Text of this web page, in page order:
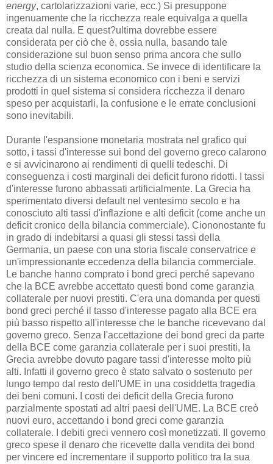
energy, cartolarizzazioni varie, ecc.) Si presuppone
ingenuamente che la ricchezza reale equivalga a quella
creata dal nulla. E quest?ultima dovrebbe essere
considerata per ciò che è, ossia nulla, basando tale
considerazione sul buon senso prima ancora che sullo
studio della scienza economica. Se invece di identificare la
ricchezza di un sistema economico con i beni e servizi
prodotti in quel sistema si considera ricchezza il denaro
speso per acquistarli, la confusione e le errate conclusioni
sono inevitabili.
Durante l'espansione monetaria mostrata nel grafico qui
sotto, i tassi d'interesse sui bond del governo greco calarono
e si avvicinarono ai rendimenti di quelli tedeschi. Di
conseguenza i costi marginali dei deficit furono ridotti. I tassi
d'interesse furono abbassati artificialmente. La Grecia ha
sperimentato diversi default nel ventesimo secolo e ha
conosciuto alti tassi d'inflazione e alti deficit (come anche un
deficit cronico della bilancia commerciale). Ciononostante fu
in grado di indebitarsi a quasi gli stessi tassi della
Germania, un paese con una storia fiscale conservatrice e
un'impressionante eccedenza della bilancia commerciale.
Le banche hanno comprato i bond greci perché sapevano
che la BCE avrebbe accettato questi bond come garanzia
collaterale per nuovi prestiti. C'era una domanda per questi
bond greci perché il tasso d'interesse pagato alla BCE era
più basso rispetto all'interesse che le banche ricevevano dal
governo greco. Senza l'accettazione dei bond greci da parte
della BCE come garanzia collaterale per i suoi prestiti, la
Grecia avrebbe dovuto pagare tassi d'interesse molto più
alti. Infatti il governo greco è stato salvato o sostenuto per
lungo tempo dal resto dell'UME in una cosiddetta tragedia
dei beni comuni. I costi dei deficit della Grecia furono
parzialmente spostati ad altri paesi dell'UME. La BCE creò
nuovi euro, accettando i bond greci come garanzia
collaterale. I debiti greci vennero così monetizzati. Il governo
greco spese il denaro che ricevette dalla vendita dei bond
per vincere ed incrementare il supporto politico tra la sua